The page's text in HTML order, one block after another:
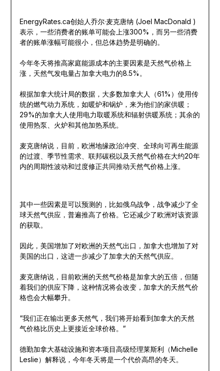
EnergyRates.ca创始人乔尔·麦克唐纳 (Joel MacDonald )
表示，一些消费者的账单可能会上涨300%，而另一些消费
者的账单涨幅可能很小，但总体趋势是明确的。
今年冬天将推高家庭能源成本的主要因素是天然气价格上
涨，天然气发电量占加拿大电力的8.5%。
根据加拿大统计局的数据，大多数加拿大人（61%）使用传
统的燃气动力系统，如暖炉和锅炉，来为他们的家供暖；
29%的加拿大人使用电力取暖系统和辐射供暖系统；其余的
使用热泵、火炉和其他加热系统。
麦克唐纳说，目前，欧洲地缘政治冲突、全球向可再生能源
的过渡、季节性需求、联邦碳税以及天然气价格在大约20年
内的周期性波动和过度修正共同推动天然气价格上涨。
其中一些因素是可以预测的，比如俄乌战争，战争减少了全
球天然气供应，普遍推高了价格。它还减少了欧洲对该资源
的获取。
因此，美国增加了对欧洲的天然气出口，加拿大也增加了对
美国的出口，这进一步减少了加拿大的天然气供应。
麦克唐纳说，目前欧洲的天然气价格是加拿大的五倍，但随
着我们的供应下降，这种情况将会改变，加拿大的天然气价
格也会大幅攀升。
“我们正在输出更多天然气，我们将开始看到加拿大的天然
气价格比历史上更接近全球价格。”
德勤加拿大基础设施和资本项目高级经理莱斯利（Michelle
Leslie）解释说，今年冬天将是一个代价高昂的冬天。